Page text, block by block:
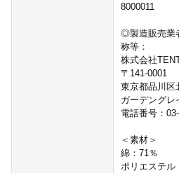
8000011
◎製造販売業
称等：
株式会社
〒141-0001
東京都品川区
ガーデングレ
電話番号：
＜素材＞
綿：71％
ポリエステル